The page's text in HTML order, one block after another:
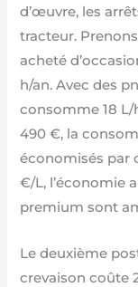
d’œuvre, les
tracteur.
acheté
h/an. Avec des
consomme 18
490 €, la
économisés par
€/L, l’économie
premium sont
Le deuxième
crevaison coûte